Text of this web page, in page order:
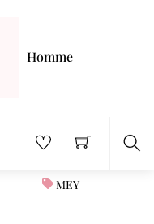
Homme
MEY